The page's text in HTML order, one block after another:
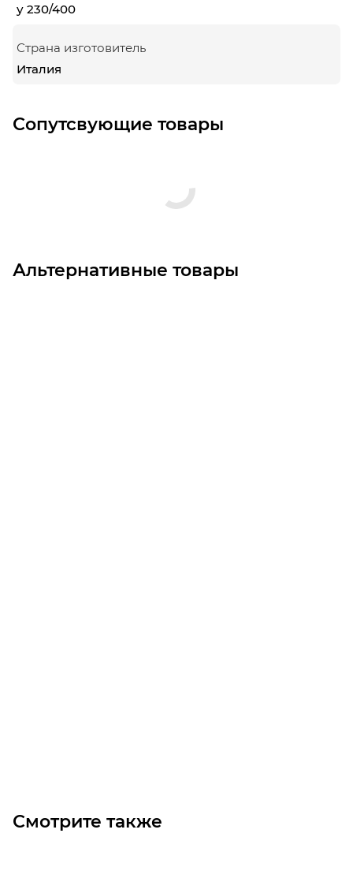
у 230/400
Страна изготовитель
Италия
Сопутсвующие товары
Альтернативные товары
Смотрите также